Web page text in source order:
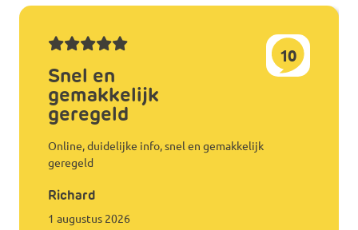
Snel en
gemakkelijk
geregeld
10
Online, duidelijke info, snel en gemakkelijk
geregeld
Richard
1 augustus 2026